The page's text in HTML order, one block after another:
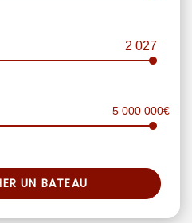
2 027
5 000 000€
UN BATEAU